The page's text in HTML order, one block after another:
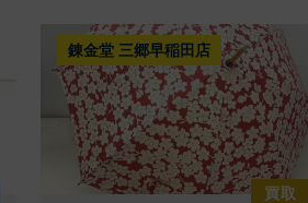
錬金堂 三郷早稲田店
買取